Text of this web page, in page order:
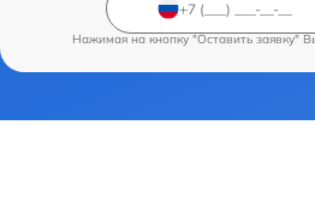
Нажимая на кнопку "Оставить заявку"